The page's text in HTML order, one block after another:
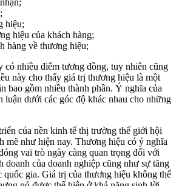
hiệu;
hiệu của khách hàng;
hàng về thương hiệu;
có nhiều điểm tương đồng, tuy nhiên cũng
này cho thấy giá trị thương hiệu là một
bao gồm nhiều thành phần. Ý nghĩa của
luận dưới các góc độ khác nhau cho những
của nền kinh tế thị trường thế giới hội
mẽ như hiện nay. Thương hiệu có ý nghĩa
vai trò ngày càng quan trọng đối với
doanh của doanh nghiệp cũng như sự tăng
quốc gia. Giá trị của thương hiệu không thể